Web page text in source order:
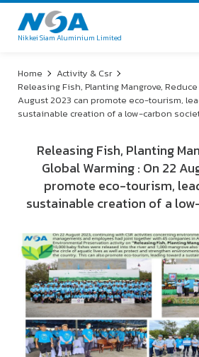
Nikkei Siam Aluminium Limited
Home
Activity & Csr
Releasing Fish, Planting Mangrove,
August 2023 can promote eco-tourism,
sustainable creation of a low-carbon
Releasing Fish, Planting
Global Warming : On 22
promote eco-tourism,
sustainable creation of a